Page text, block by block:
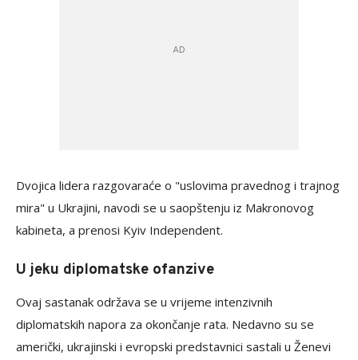
Dvojica lidera razgovaraće o "uslovima pravednog i trajnog
mira" u Ukrajini, navodi se u saopštenju iz Makronovog
kabineta, a prenosi Kyiv Independent.
U jeku diplomatske ofanzive
Ovaj sastanak održava se u vrijeme intenzivnih
diplomatskih napora za okončanje rata. Nedavno su se
američki, ukrajinski i evropski predstavnici sastali u Ženevi